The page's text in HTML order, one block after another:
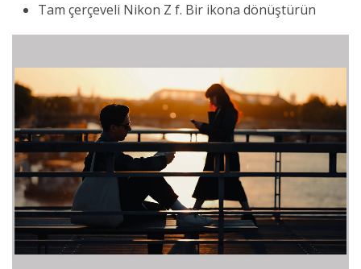
Tam çerçeveli Nikon Z f. Bir ikona dönüştürün